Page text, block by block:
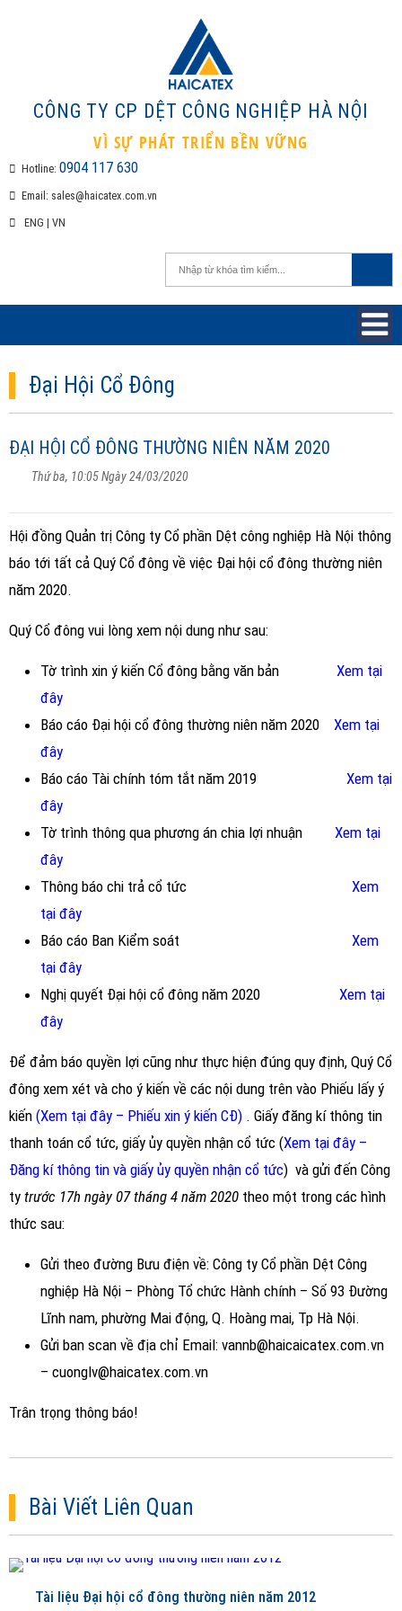
CÔNG TY CP DỆT CÔNG NGHIỆP
VÌ SỰ PHÁT TRIỂN BỀN VỮNG
Hotline: 0904 117 630
Email:sales@haicatex.com.vn
Đại Hội Cổ Đông
ĐẠI HỘI CỔ ĐÔNG THƯỜNG NIÊN NĂM 2020
Thứ ba, 10:05 Ngày 24/03/2020
Hội đồng Quản trị Công ty Cổ phần Dệt công nghiệp Hà Nội thông
báo tới tất cả Quý Cổ đông về việc Đại hội cổ đông thường niên
năm 2020.
Quý Cổ đông vui lòng xem nội dung như sau:
Tờ trình xin ý kiến Cổ đông bằng văn bản Xem tại
đây
Báo cáo Đại hội cổ đông thường niên năm 2020 Xem tại
đây
Báo cáo Tài chính tóm tắt năm 2019 Xem tại
đây
Tờ trình thông qua phương án chia lợi nhuận Xem tại
đây
Thông báo chi trả cổ tức Xem
tại đây
Báo cáo Ban Kiểm soát Xem
tại đây
Nghị quyết Đại hội cổ đông năm 2020 Xem tại
đây
Để đảm báo quyền lợi cũng như thực hiện đúng quy định, Quý Cổ
đông xem xét và cho ý kiến về các nội dung trên vào Phiếu lấy ý
kiến (Xem tại đây – Phiếu xin ý kiến CĐ) . Giấy đăng kí thông tin
thanh toán cổ tức, giấy ủy quyền nhận cổ tức (Xem tại đây –
Đăng kí thông tin và giấy ủy quyền nhận cổ tức) và gửi đến Công
ty trước 17h ngày 07 tháng 4 năm 2020 theo một trong các hình
thức sau:
Gửi theo đường Bưu điện về: Công ty Cổ phần Dệt Công
nghiệp Hà Nội – Phòng Tổ chức Hành chính – Số 93 Đường
Lĩnh nam, phường Mai động, Q. Hoàng mai, Tp Hà Nội.
Gửi ban scan về địa chỉ Email: vannb@haicaicatex.com.vn
– cuonglv@haicatex.com.vn
Trân trọng thông báo!
Bài Viết Liên Quan
Tài liệu Đại hội cổ đông thường niên năm 2012